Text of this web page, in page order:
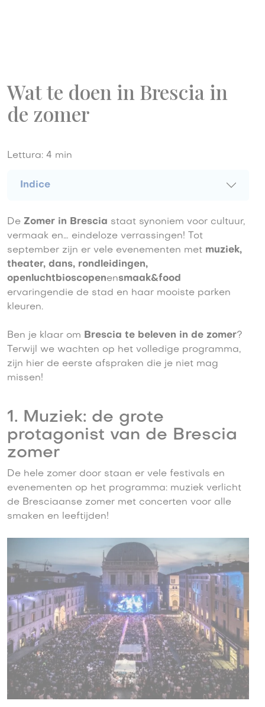
Wat te doen in Brescia in
de zomer
Lettura: 4 min
Indice
De Zomer in Brescia staat synoniem voor cultuur,
vermaak en… eindeloze verrassingen! Tot
september zijn er vele evenementen met muziek,
theater, dans, rondleidingen,
openluchtbioscopenensmaak&food
ervaringendie de stad en haar mooiste parken
kleuren.
Ben je klaar om Brescia te beleven in de zomer?
Terwijl we wachten op het volledige programma,
zijn hier de eerste afspraken die je niet mag
missen!
1. Muziek: de grote
protagonist van de Brescia
zomer
De hele zomer door staan er vele festivals en
evenementen op het programma: muziek verlicht
de Bresciaanse zomer met concerten voor alle
smaken en leeftijden!